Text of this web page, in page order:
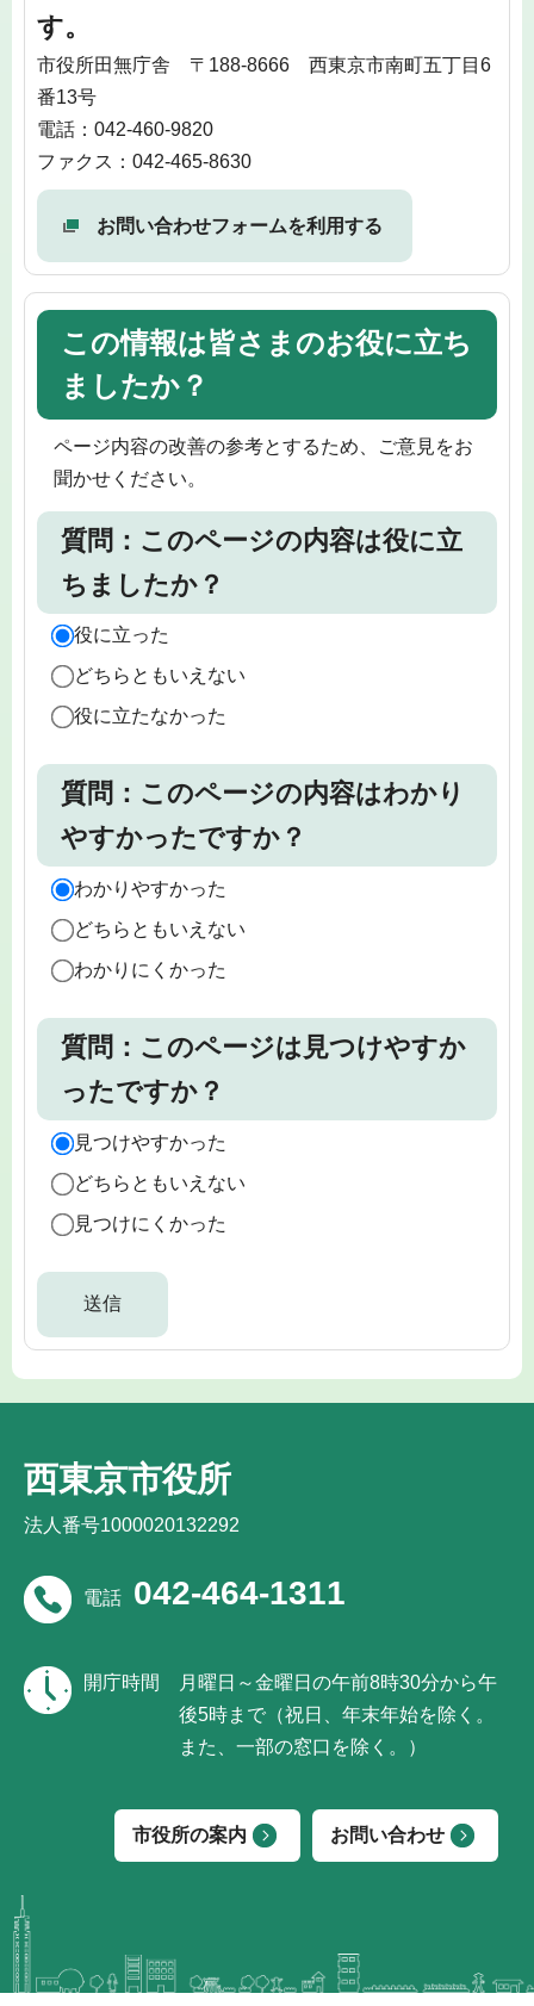
す。
市役所田無庁舎 〒188-8666 西東京市南町五丁目6
番13号
電話：042-460-9820
ファクス：042-465-8630
お問い合わせフォームを利用する
この情報は皆さまのお役に立ち
ましたか？
ページ内容の改善の参考とするため、ご意見をお
聞かせください。
質問：このページの内容は役に立
ちましたか？
役に立った
どちらともいえない
役に立たなかった
質問：このページの内容はわかり
やすかったですか？
わかりやすかった
どちらともいえない
わかりにくかった
質問：このページは見つけやすか
ったですか？
見つけやすかった
どちらともいえない
見つけにくかった
西東京市役所
法人番号1000020132292
電話 042-464-1311
開庁時間
月曜日～金曜日の午前8時30分から午
後5時まで（祝日、年末年始を除く。
また、一部の窓口を除く。）
市役所の案内 お問い合わせ